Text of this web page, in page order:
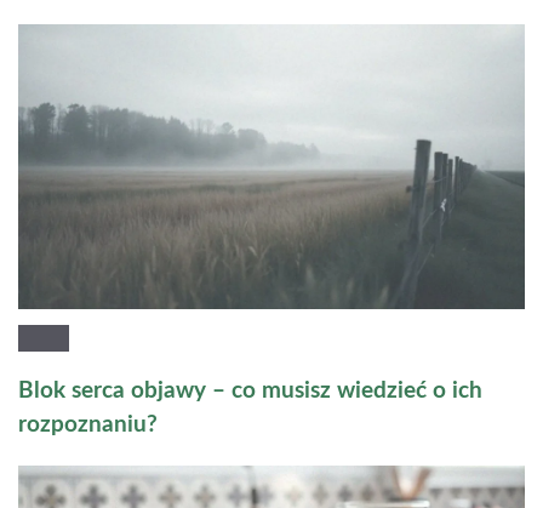
Blok serca objawy – co musisz wiedzieć o ich
rozpoznaniu?